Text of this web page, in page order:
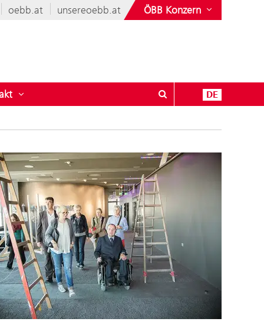
oebb.at unsereoebb.at ÖBB Konzern
öffnen für Vielfältige ÖBB
Untermenü öffnen für Kontakt DE